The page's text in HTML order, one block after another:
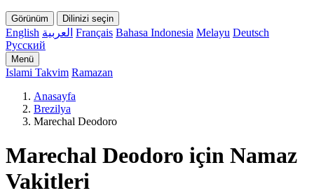
Görünüm Dilinizi seçin
English العربية Français Bahasa Indonesia Melayu Deutsch
Русский
Menü
Islami Takvim Ramazan
Anasayfa
Brezilya
Marechal Deodoro
Marechal Deodoro için Namaz
Vakitleri